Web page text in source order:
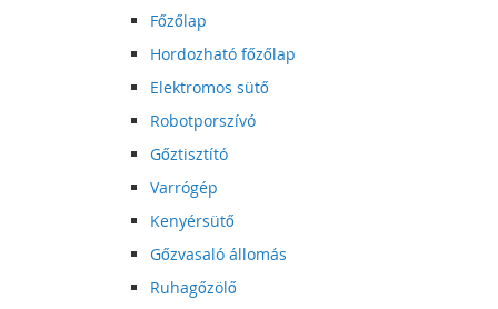
Főzőlap
Hordozható főzőlap
Elektromos sütő
Robotporszívó
Gőztisztító
Varrógép
Kenyérsütő
Gőzvasaló állomás
Ruhagőzölő